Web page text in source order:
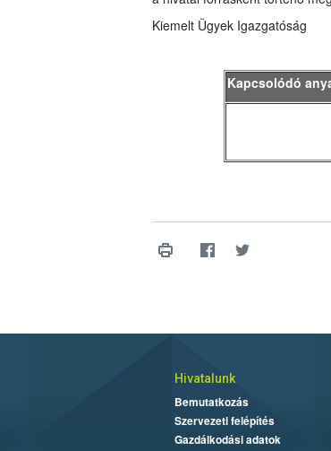
Kiemelt Ügyek Igazgatóság
Kapcsolódó
Hivatalunk
Bemutatkozás
Szervezeti felépítés
Gazdálkodási adatok